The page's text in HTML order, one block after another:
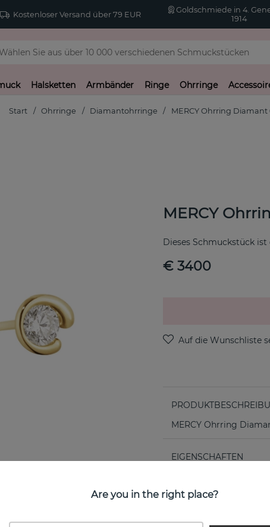
Kostenloser Versand über 79 EUR
Goldschmiede in 4.
1914
Halsketten Armbänder Ringe Ohrringe
Start Ohrringe Diamantohrringe MERCY Ohrring Diamant
MERCY
Dieses Schmuckstück
€ 3400
MERCY Ohrring
EIGENSCHAFTEN
Are you in the right place?